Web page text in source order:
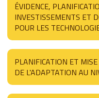
ÉVIDENCE,
INVESTISSEMENTS ET
POUR LES
PLANIFICATION ET
DE L'ADAPTATION AU